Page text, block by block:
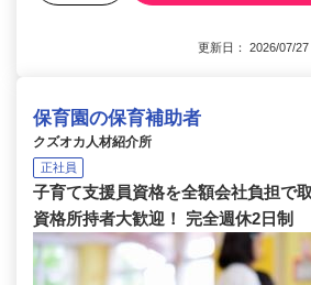
更新日： 2026/07/
保育園の保育補助者
クズオカ人材紹介所
正社員
子育て支援員資格を全額会社負担で
資格所持者大歓迎！ 完全週休2日制